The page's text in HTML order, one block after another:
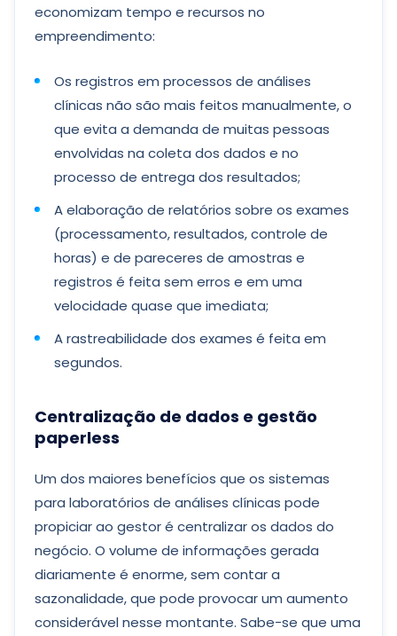
economizam tempo e recursos no
empreendimento:
Os registros em processos de análises
clínicas não são mais feitos manualmente, o
que evita a demanda de muitas pessoas
envolvidas na coleta dos dados e no
processo de entrega dos resultados;
A elaboração de relatórios sobre os exames
(processamento, resultados, controle de
horas) e de pareceres de amostras e
registros é feita sem erros e em uma
velocidade quase que imediata;
A rastreabilidade dos exames é feita em
segundos.
Centralização de dados e gestão
paperless
Um dos maiores benefícios que os sistemas
para laboratórios de análises clínicas pode
propiciar ao gestor é centralizar os dados do
negócio. O volume de informações gerada
diariamente é enorme, sem contar a
sazonalidade, que pode provocar um aumento
considerável nesse montante. Sabe-se que uma